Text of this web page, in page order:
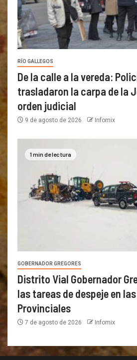
RÍO GALLEGOS
De la calle a la vereda:
trasladaron la carpa de la
orden judicial
9 de agosto de 2026 Infomix
1 min de lectura
GOBERNADOR GREGORES
Distrito Vial Gobernador
las tareas de despeje en
Provinciales
7 de agosto de 2026 Infomix